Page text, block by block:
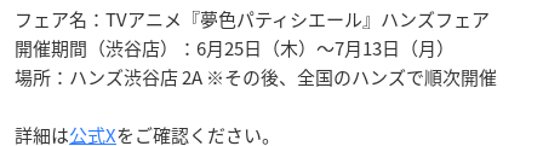
フェア名：TVアニメ『夢色パティシエール』ハンズフェア
開催期間（渋谷店）：6月25日（木）～7月13日（月）
場所：ハンズ渋谷店 2A ※その後、全国のハンズで順次開催
詳細は公式Xをご確認ください。